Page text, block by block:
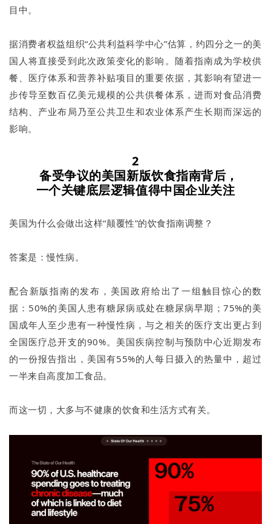
目中。
据消费者权益组织“公共利益科学中心”估算，约四分之一的美
国人将直接受到此次政策变化的影响。随着指南成为学校供
餐、医疗体系和营养补贴项目的重要依据，其影响有望进一
步传导至数百亿美元规模的公共供餐体系，进而对食品消费
结构、产业布局乃至公共卫生和农业体系产生长期而深远的
影响。
2
备受争议的美国新版饮食指南背后，
一个关键底层逻辑值得中国企业关注
美国为什么会做出这样“颠覆性”的饮食指南调整？
答案是：慢性病。
配合新版指南的发布，美国政府给出了一组触目惊心的数
据：50%的美国人患有糖尿病或处在糖尿病早期；75%的美
国成年人至少患有一种慢性病，与之相关的医疗支出更占到
全国医疗总开支的90%。美国疾病控制与预防中心近期发布
的一份报告指出，美国有55%的人每日摄入的热量中，超过
一半来自高度加工食品。
而这一切，大多与不健康的饮食和生活方式有关。